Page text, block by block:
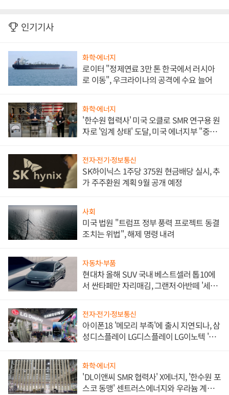
인기기사
화학·에너지
로이터 "정제연료 3만 톤 한국에서 러시아
로 이동", 우크라이나의 공격에 수요 늘어
화학·에너지
'한수원 협력사' 미국 오클로 SMR 연구용 원
자로 '임계 상태' 도달, 미국 에너지부 "중요
전자·전기·정보통신
SK하이닉스 1주당 375원 현금배당 실시, 추
가 주주환원 계획 9월 공개 예정
사회
미국 법원 "트럼프 정부 풍력 프로젝트 동결
조치는 위법", 해제 명령 내려
자동차·부품
현대차 올해 SUV 국내 베스트셀러 톱10에
서 싼타페만 자리매김, 그랜저·아반떼 '세단
전자·전기·정보통신
아이폰18 '메모리 부족'에 출시 지연되나, 삼
성디스플레이 LG디스플레이 LG이노텍 '탈
화학·에너지
'DL이앤씨 SMR 협력사' X에너지, '한수원 포
스코 동맹' 센트러스에너지와 우라늄 계약